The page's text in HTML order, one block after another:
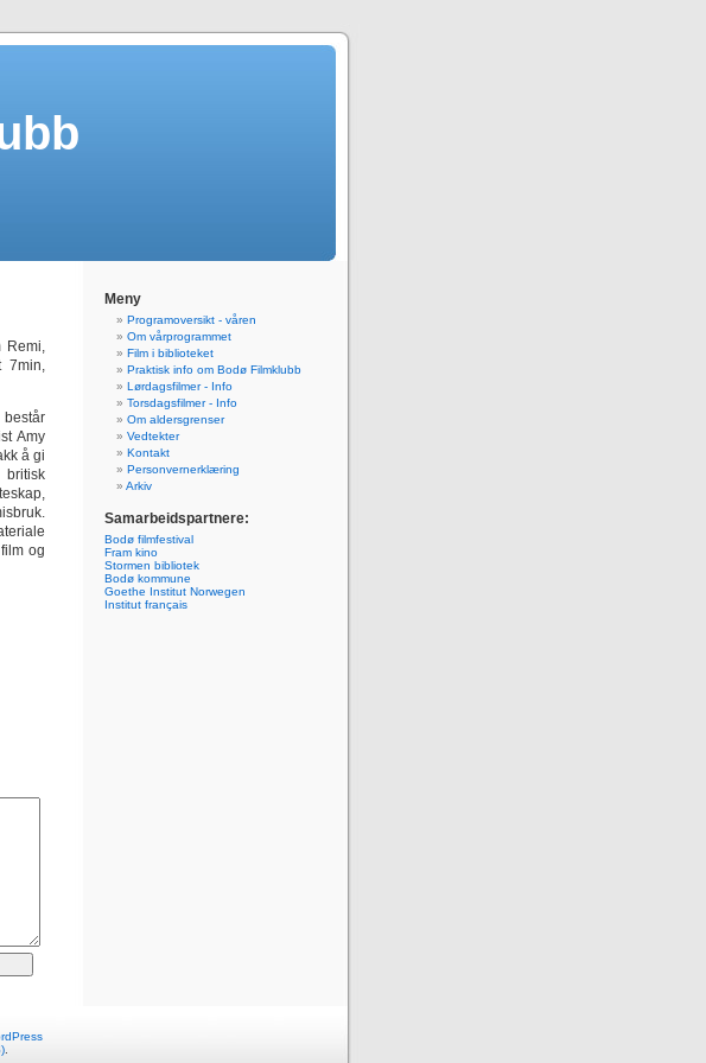
Remi,
7min,
består
Amy
å gi
britisk
og
Meny
Programoversikt - våren
Om vårprogrammet
Film i biblioteket
Praktisk info om Bodø Filmklubb
Lørdagsfilmer - Info
Torsdagsfilmer - Info
Om aldersgrenser
Vedtekter
Kontakt
Personvernerklæring
Arkiv
Samarbeidspartnere:
Bodø filmfestival
Fram kino
Stormen bibliotek
Bodø kommune
Goethe Institut Norwegen
Institut français